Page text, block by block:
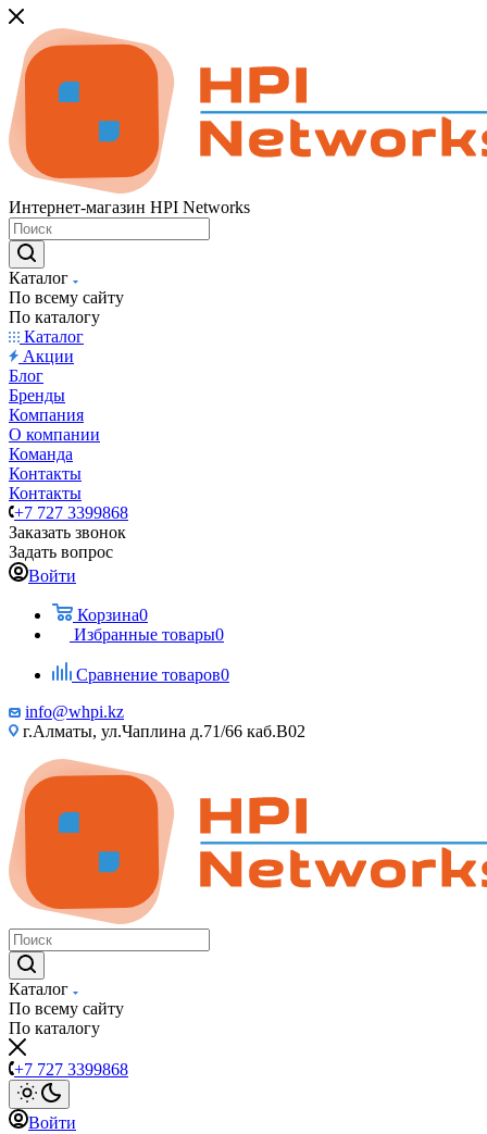
Интернет-магазин HPI Networks
Каталог
По всему сайту
По каталогу
Каталог
Акции
Блог
Бренды
Компания
О компании
Команда
Контакты
Контакты
+7 727 3399868
Заказать звонок
Задать вопрос
Войти
Корзина0
Избранные товары0
Сравнение товаров0
info@whpi.kz
г.Алматы, ул.Чаплина д.71/66 каб.B02
Каталог
По всему сайту
По каталогу
+7 727 3399868
Войти